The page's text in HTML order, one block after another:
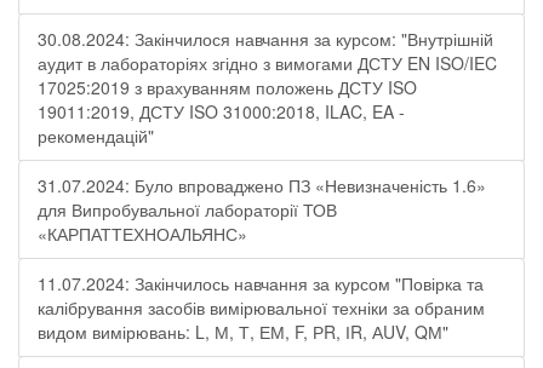
30.08.2024: Закінчилося навчання за курсом: "Внутрішній
аудит в лабораторіях згідно з вимогами ДСТУ EN ISO/IEC
17025:2019 з врахуванням положень ДСТУ ISO
19011:2019, ДСТУ ISO 31000:2018, ILAC, EA -
рекомендацій"
31.07.2024: Було впроваджено ПЗ «Невизначеність 1.6»
для Випробувальної лабораторії ТОВ
«КАРПАТТЕХНОАЛЬЯНС»
11.07.2024: Закінчилось навчання за курсом "Повірка та
калібрування засобів вимірювальної техніки за обраним
видом вимірювань: L, М, Т, ЕМ, F, РR, ІR, АUV, QМ"